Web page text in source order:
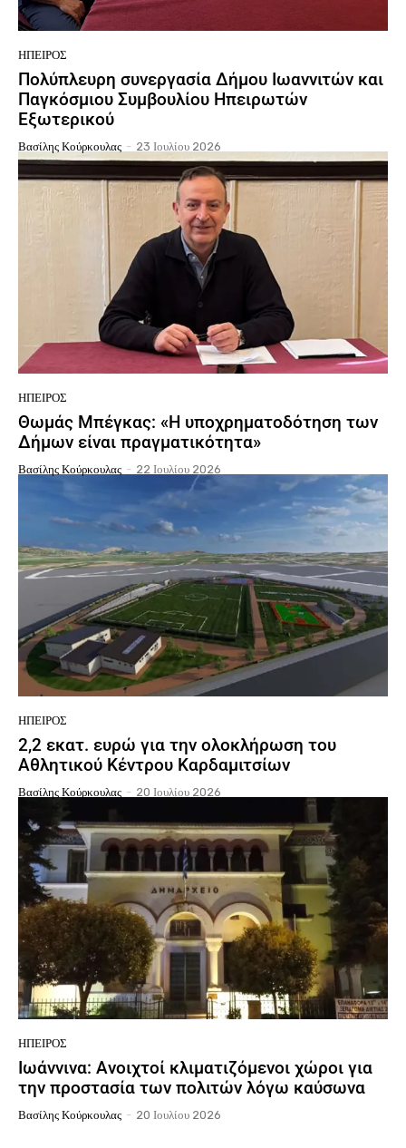
ΉΠΕΙΡΟΣ
Πολύπλευρη συνεργασία Δήμου Ιωαννιτών και
Παγκόσμιου Συμβουλίου Ηπειρωτών
Εξωτερικού
Βασίλης Κούρκουλας - 23 Ιουλίου 2026
ΉΠΕΙΡΟΣ
Θωμάς Μπέγκας: «Η υποχρηματοδότηση των
Δήμων είναι πραγματικότητα»
Βασίλης Κούρκουλας - 22 Ιουλίου 2026
ΉΠΕΙΡΟΣ
2,2 εκατ. ευρώ για την ολοκλήρωση του
Αθλητικού Κέντρου Καρδαμιτσίων
Βασίλης Κούρκουλας - 20 Ιουλίου 2026
ΉΠΕΙΡΟΣ
Ιωάννινα: Ανοιχτοί κλιματιζόμενοι χώροι για
την προστασία των πολιτών λόγω καύσωνα
Βασίλης Κούρκουλας - 20 Ιουλίου 2026